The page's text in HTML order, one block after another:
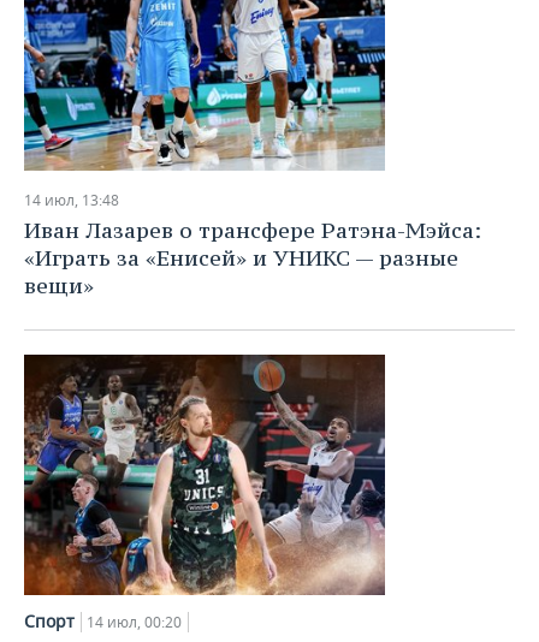
14 июл, 13:48
Иван Лазарев о трансфере Ратэна-Мэйса:
«Играть за «Енисей» и УНИКС — разные
вещи»
Спорт 14 июл, 00:20